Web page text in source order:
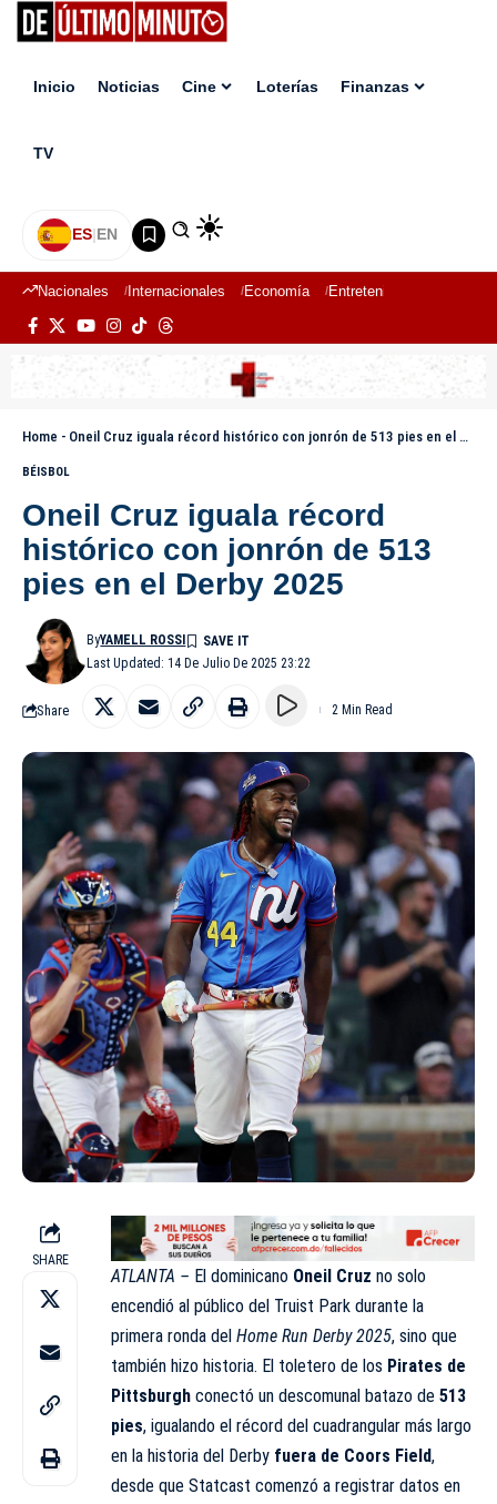
Inicio Noticias Cine Loterías Finanzas
TV
ES|EN
Nacionales Internacionales Economía Entretenimiento
Home - Oneil Cruz iguala récord histórico con jonrón de 513 pies en el Derby 2025
BÉISBOL
Oneil Cruz iguala récord
histórico con jonrón de 513
pies en el Derby 2025
Last Updated: 14 De Julio De 2025 23:22
ByYAMELL ROSSI
Share 2 Min Read
SHARE
ATLANTA – El dominicano Oneil Cruz no solo
encendió al público del Truist Park durante la
primera ronda del Home Run Derby 2025, sino que
también hizo historia. El toletero de los Pirates de
Pittsburgh conectó un descomunal batazo de 513
pies, igualando el récord del cuadrangular más largo
en la historia del Derby fuera de Coors Field,
desde que Statcast comenzó a registrar datos en